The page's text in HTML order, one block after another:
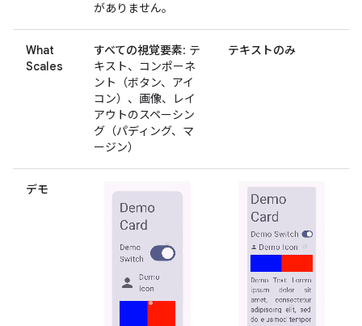
がありません。
What
Scales
すべての視覚要素: テ
キスト、コンポーネ
ント（ボタン、アイ
コン）、画像、レイ
アウトのスペーシン
グ（パディング、マ
ージン）
テキストのみ
デモ